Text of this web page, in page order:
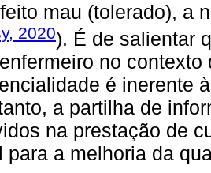
mau (tolerado), a
2020). É de salientar
no
é inerente
a partilha de
na prestação de
para a melhoria da